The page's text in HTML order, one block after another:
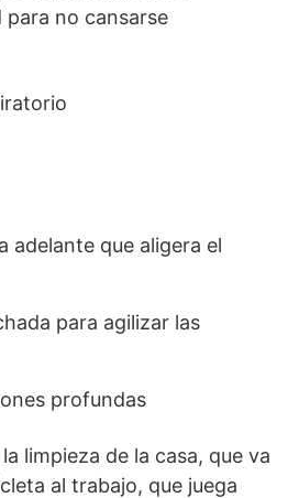
para no cansarse
adelante que aligera el
para agilizar las
profundas
limpieza de la casa, que va
al trabajo, que juega